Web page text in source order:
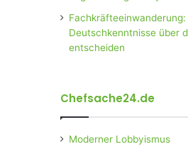
Deutschkenntnisse über
entscheiden
Chefsache24.de
Moderner Lobbyismus